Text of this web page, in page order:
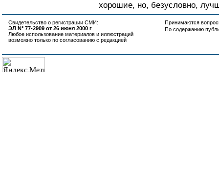
хорошие, но, безусловно,
Свидетельство о регистрации СМИ:
ЭЛ N° 77-2909 от 26 июня 2000 г
Любое использование материалов и иллюстраций
возможно только по согласованию с редакцией
Принимаются
По содержанию